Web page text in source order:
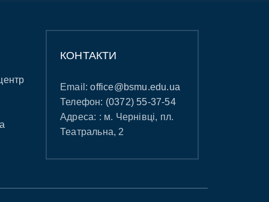
КОНТАКТИ
Email:office@bsmu.edu.ua
Телефон: (0372) 55-37-54
Адреса: : м. Чернівці, пл.
Театральна, 2